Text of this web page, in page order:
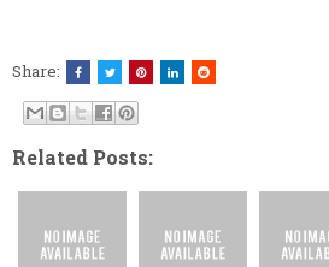
Share:
Related Posts: